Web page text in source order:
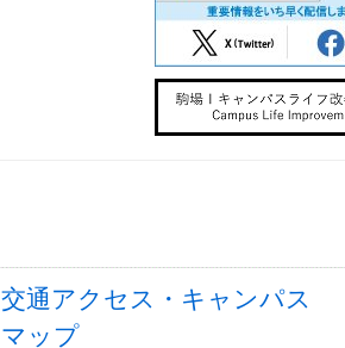
交通アクセス・キャンパス
マップ